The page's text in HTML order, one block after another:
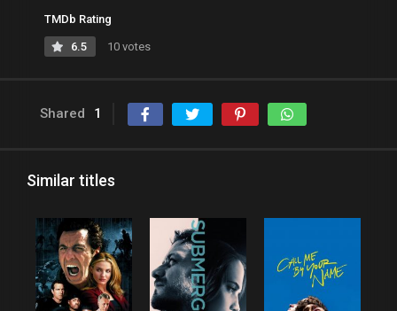
TMDb Rating
6.5 10 votes
Shared 1
Similar titles